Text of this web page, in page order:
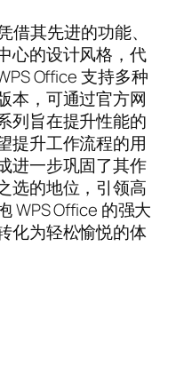
借其先进的功能、
心的设计风格，代
Office 支持多种
本，可通过官方网
列旨在提升性能的
提升工作流程的用
进一步巩固了其作
选的地位，引领高
WPS Office 的强大
化为轻松愉悦的体